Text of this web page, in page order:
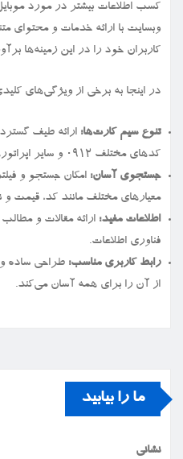
کسب اطلاعات بیشتر در مورد
وبسایت با ارائه خدمات و محتوای
کاربران خود را در این زمینه‌ها
در اینجا به برخی از ویژگی‌های
تنوع سیم کارت‌ها: ارائه طیف
کدهای مختلف ۰۹۱۲ و سایر اپراتورها.
جستجوی آسان: امکان جستجو و
معیارهای مختلف مانند کد، قیمت و
اطلاعات مفید: ارائه مقالات و
فناوری اطلاعات.
رابط کاربری مناسب: طراحی ساده و
از آن را برای همه آسان می‌کند.
ما را بیابید
نشانی